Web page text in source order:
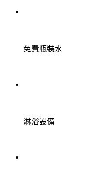
免費瓶裝水
淋浴設備